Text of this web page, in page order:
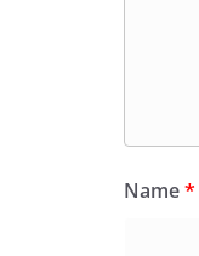
Name*